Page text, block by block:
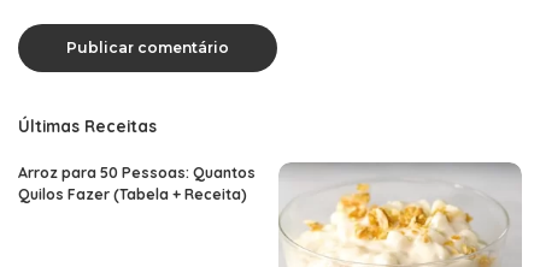
Últimas Receitas
Arroz para 50 Pessoas: Quantos
Quilos Fazer (Tabela + Receita)